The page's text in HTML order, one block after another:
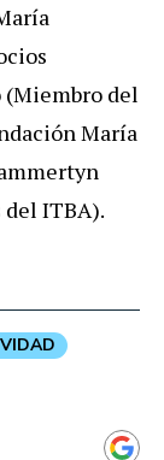
(Miembro del
María
del ITBA).